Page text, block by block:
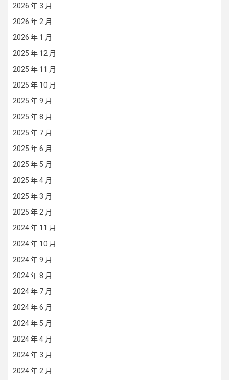
2026 年 3 月
2026 年 2 月
2026 年 1 月
2025 年 12 月
2025 年 11 月
2025 年 10 月
2025 年 9 月
2025 年 8 月
2025 年 7 月
2025 年 6 月
2025 年 5 月
2025 年 4 月
2025 年 3 月
2025 年 2 月
2024 年 11 月
2024 年 10 月
2024 年 9 月
2024 年 8 月
2024 年 7 月
2024 年 6 月
2024 年 5 月
2024 年 4 月
2024 年 3 月
2024 年 2 月